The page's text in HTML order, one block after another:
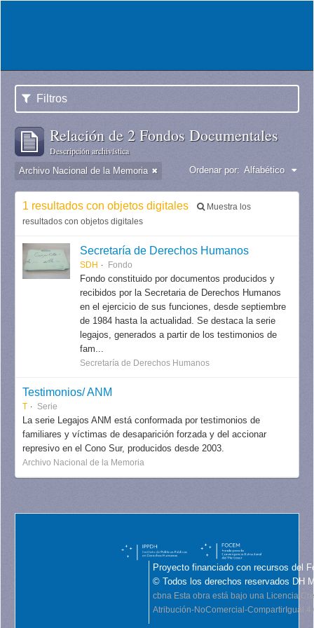
Filtros
Relación de 2 Fondos Documentales
Descripción archivística
Archivo Nacional de la Memoria Ordenar por: Alfabético
1 resultados con objetos digitales
Muestra los
resultados con objetos digitales
Secretaría de Derechos Humanos
SDH Fondo
Fondo constituido por documentos producidos y
recibidos por la Secretaria de Derechos Humanos
en el ejercicio de sus funciones, desde septiembre
de 1984 hasta la actualidad. Se destaca la serie
legajos, generados a partir de los testimonios de
fam...
Secretaría de Derechos Humanos
Testimonios/ ANM
T Serie
La serie Legajos ANM está conformada por testimonios de
familiares y víctimas de desaparición forzada y del accionar
represivo en el Cono Sur, producidos desde 2003.
Archivo Nacional de la Memoria
Proyecto financiado con recursos del
© Todos los derechos reservados DH
cbna Esta obra está bajo una Licencia
Atribución-NoComercial-CompartirIgual